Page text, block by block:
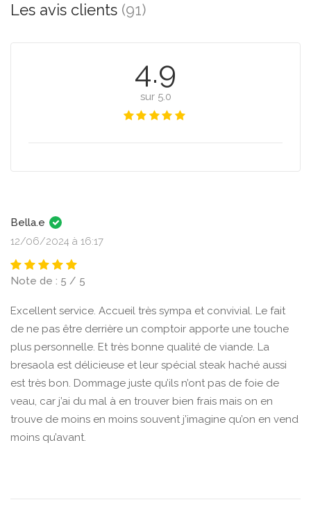
Les avis clients (91)
4.9
sur 5.0
Bella.e
12/06/2024 à 16:17
Note de : 5 / 5
Excellent service. Accueil très sympa et convivial. Le fait
de ne pas être derrière un comptoir apporte une touche
plus personnelle. Et très bonne qualité de viande. La
bresaola est délicieuse et leur spécial steak haché aussi
est très bon. Dommage juste qu’ils n’ont pas de foie de
veau, car j’ai du mal à en trouver bien frais mais on en
trouve de moins en moins souvent j’imagine qu’on en vend
moins qu’avant.